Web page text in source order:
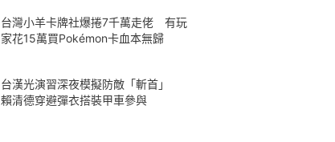
台灣小羊卡牌社爆捲7千萬走佬 有玩
家花15萬買Pokémon卡血本無歸
台漢光演習深夜模擬防敵「斬首」
賴清德穿避彈衣搭裝甲車參與